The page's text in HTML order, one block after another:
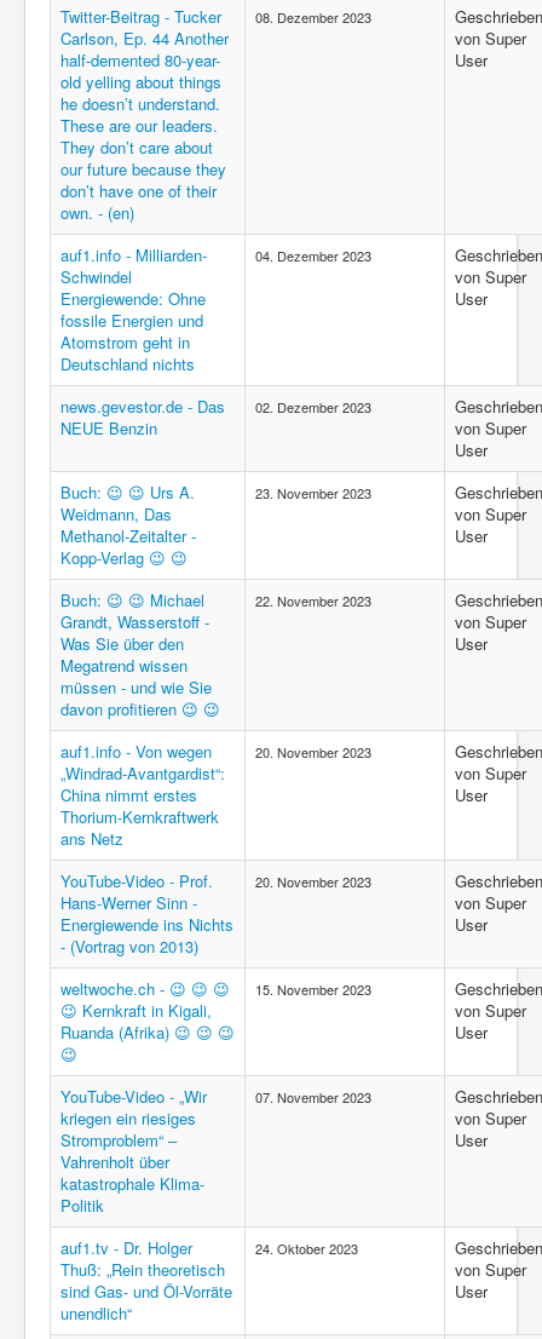
Twitter-Beitrag - Tucker
Carlson, Ep. 44 Another
half-demented 80-year-
old yelling about things
he doesn’t understand.
These are our leaders.
They don’t care about
our future because they
don’t have one of their
own. - (en)
08. Dezember 2023
Geschrieben
von Super
User
auf1.info - Milliarden-
Schwindel
Energiewende: Ohne
fossile Energien und
Atomstrom geht in
Deutschland nichts
04. Dezember 2023
Geschrieben
von Super
User
news.gevestor.de - Das
NEUE Benzin
02. Dezember 2023
Geschrieben
von Super
User
Buch: 😉 😉 Urs A.
Weidmann, Das
Methanol-Zeitalter -
Kopp-Verlag 😉 😉
23. November 2023
Geschrieben
von Super
User
Buch: 😉 😉 Michael
Grandt, Wasserstoff -
Was Sie über den
Megatrend wissen
müssen - und wie Sie
davon profitieren 😉 😉
22. November 2023
Geschrieben
von Super
User
auf1.info - Von wegen
„Windrad-Avantgardist“:
China nimmt erstes
Thorium-Kernkraftwerk
ans Netz
20. November 2023
Geschrieben
von Super
User
YouTube-Video - Prof.
Hans-Werner Sinn -
Energiewende ins Nichts
- (Vortrag von 2013)
20. November 2023
Geschrieben
von Super
User
weltwoche.ch - 😉 😉 😉
😉 Kernkraft in Kigali,
Ruanda (Afrika) 😉 😉 😉
😉
15. November 2023
Geschrieben
von Super
User
YouTube-Video - „Wir
kriegen ein riesiges
Stromproblem“ –
Vahrenholt über
katastrophale Klima-
Politik
07. November 2023
Geschrieben
von Super
User
auf1.tv - Dr. Holger
Thuß: „Rein theoretisch
sind Gas- und Öl-Vorräte
unendlich“
24. Oktober 2023
Geschrieben
von Super
User